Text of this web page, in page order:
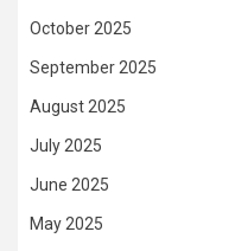
October 2025
September 2025
August 2025
July 2025
June 2025
May 2025